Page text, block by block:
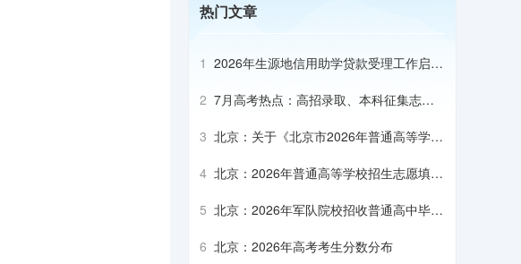
热门文章
1 2026年生源地信用助学贷款受理工作启动
2 7月高考热点：高招录取、本科征集志
3 北京：关于《北京市2026年普通高等学校
4 北京：2026年普通高等学校招生志愿填报
5 北京：2026年军队院校招收普通高中毕业
6 北京：2026年高考考生分数分布